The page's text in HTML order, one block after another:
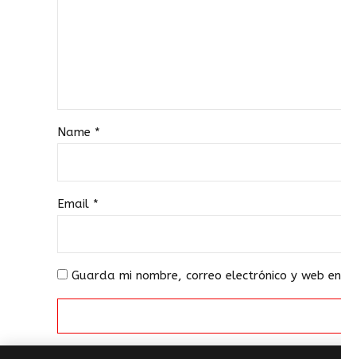
Name *
Email *
Guarda mi nombre, correo electrónico y web